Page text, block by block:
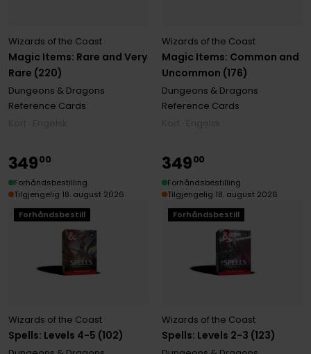
Magic Items: Rare and Very
Rare (220)
Wizards of the Coast
Dungeons & Dragons
Reference Cards
Magic Items: Common and
Uncommon (176)
Wizards of the Coast
Dungeons & Dragons
Reference Cards
Forhåndsbestill
Spells: Levels 4-5 (102)
Wizards of the Coast
34900
Forhåndsbestilling
Tilgjengelig 18. august 2026
Forhåndsbestill
Spells: Levels 2-3 (123)
Wizards of the Coast
34900
Forhåndsbestilling
Tilgjengelig 18. august 2026